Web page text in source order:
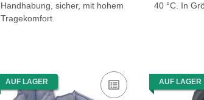
Handhabung, sicher, mit hohem
Tragekomfort.
40 °C. In
AUF LAGER AUF LAGER